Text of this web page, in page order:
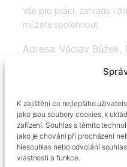
K zajištění co nejlepšího
jako jsou soubory cookies, k
zařízení. Souhlas s těmito
jako je chování při procházení
Nesouhlas nebo odvolání
vlastnosti a funkce.
Vše pro práci, zahradu i
můžete spolehnout
Adresa: Václav
+420606334248,